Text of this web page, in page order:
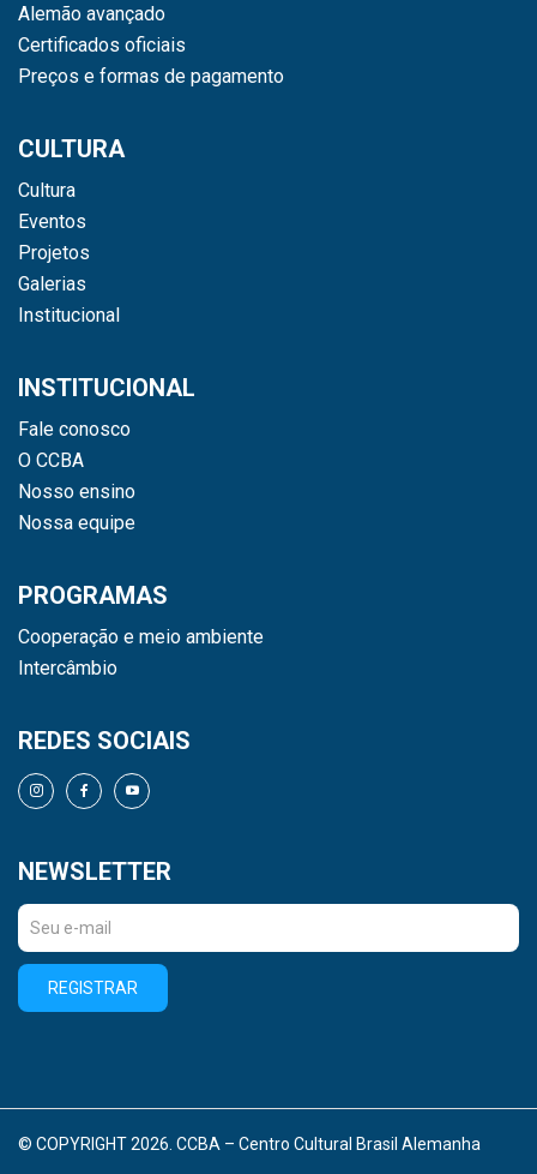
Alemão avançado
Certificados oficiais
Preços e formas de pagamento
CULTURA
Cultura
Eventos
Projetos
Galerias
Institucional
INSTITUCIONAL
Fale conosco
O CCBA
Nosso ensino
Nossa equipe
PROGRAMAS
Cooperação e meio ambiente
Intercâmbio
REDES SOCIAIS
NEWSLETTER
REGISTRAR
© COPYRIGHT 2026. CCBA – Centro Cultural Brasil Alemanha